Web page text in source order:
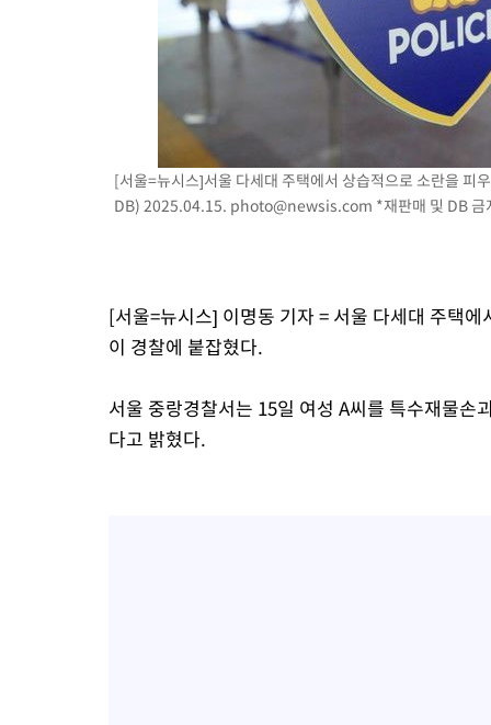
[속보]코스피, 6200선 약보합…0.60% 내린 6258.77에 마쳐
[속보]원·달러 환율, 7.7원 내린 1416.1원 마감
[속보] 노원서 40.1도 관측…서울, 2018년 이후 첫 40도
[속보]종합특검, '계엄 수용공간 확보' 신용해 前교정본부장
외신들도 주목한 韓축구 파문…"국민적 공분에 수사 재개"
11시간 압수수색에 성접대 파문까지…'쑥대밭' 된 축구협회
[속보]규제합리화위원회 부위원장에 김태유 서울대 공대 교
[속보]종합특검, '관저이전 봐주기 감사' 유병호 구속기소
민주 콩고 에볼라환자 4천명 돌파, 4053명 발생 1850명 사망
[서울=뉴시스]서울 다세대 주택에서 상습적으로 소란을 피
DB) 2025.04.15. photo@newsis.com *재판매 및 DB 금
[서울=뉴시스] 이명동 기자 = 서울 다세대 주택
이 경찰에 붙잡혔다.
서울 중랑경찰서는 15일 여성 A씨를 특수재물
다고 밝혔다.